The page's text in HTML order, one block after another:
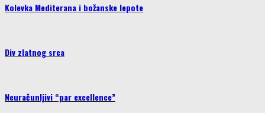
Kolevka Mediterana i božanske lepote
Div zlatnog srca
Neuračunljivi “par excellence”